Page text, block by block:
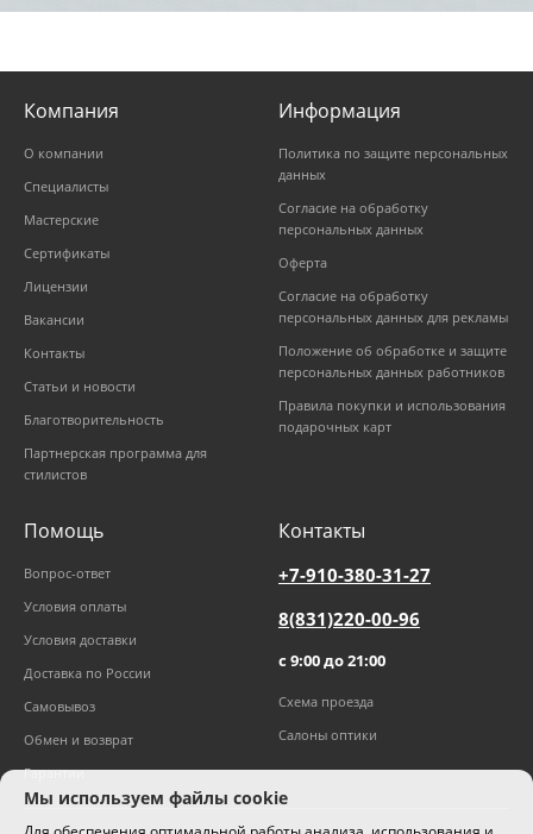
Компания
О компании
Специалисты
Мастерские
Сертификаты
Лицензии
Вакансии
Контакты
Статьи и новости
Благотворительность
Партнерская программа для
стилистов
Информация
Политика по защите персональных
данных
Согласие на обработку
персональных данных
Оферта
Согласие на обработку
персональных данных для рекламы
Положение об обработке и защите
персональных данных работников
Правила покупки и использования
подарочных карт
Помощь
Вопрос-ответ
Условия оплаты
Условия доставки
Доставка по России
Самовывоз
Обмен и возврат
Гарантии
Контакты
+7-910-380-31-27
8(831)220-00-96
с 9:00 до 21:00
Схема проезда
Салоны оптики
Мы используем файлы cookie